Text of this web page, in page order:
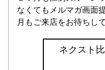
なくてもメルマガ画面
月もご来店をお待ちし
ネクスト